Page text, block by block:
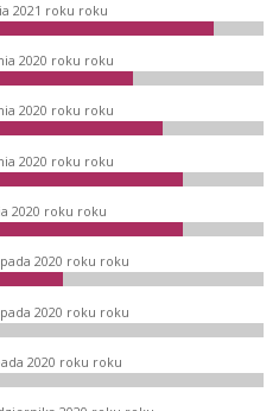
2021 roku roku
2020 roku roku
2020 roku roku
2020 roku roku
2020 roku roku
2020 roku roku
2020 roku roku
2020 roku roku